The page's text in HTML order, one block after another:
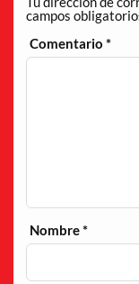
campos
Comentario*
Nombre*